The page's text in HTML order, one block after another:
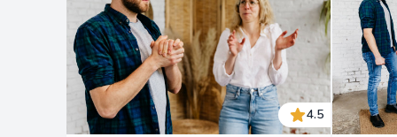
4.5